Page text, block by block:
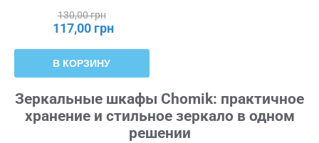
130,00 грн
117,00 грн
В КОРЗИНУ
Зеркальные шкафы Chomik: практичное
хранение и стильное зеркало в одном
решении